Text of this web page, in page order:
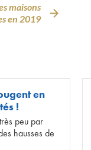
maisons
en 2019
en
!
peu par
hausses de